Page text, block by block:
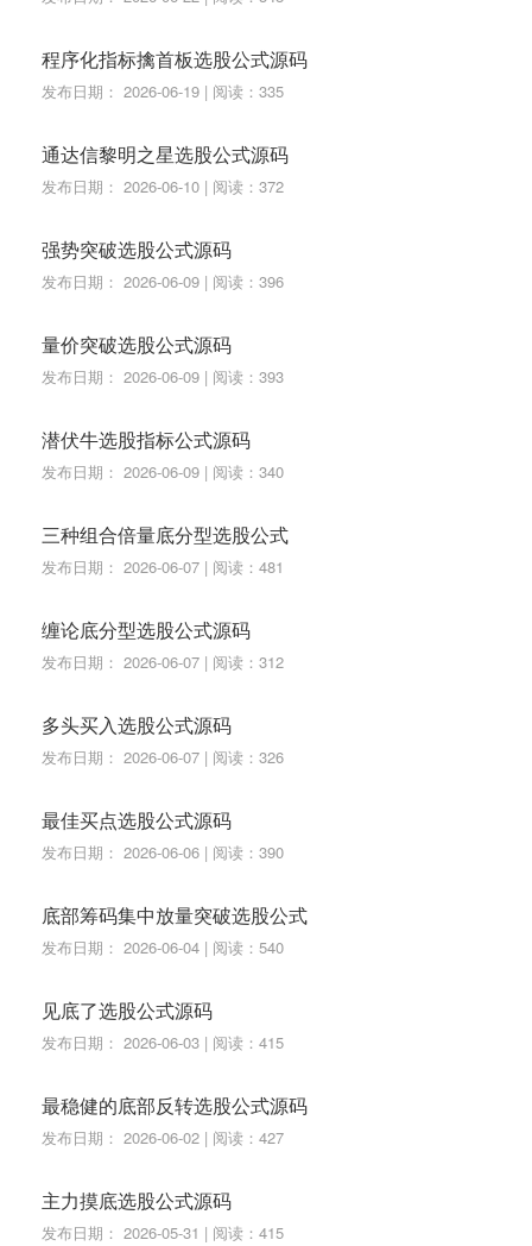
程序化指标擒首板选股公式源码
发布日期： 2026-06-19 | 阅读：335
通达信黎明之星选股公式源码
发布日期： 2026-06-10 | 阅读：372
强势突破选股公式源码
发布日期： 2026-06-09 | 阅读：396
量价突破选股公式源码
发布日期： 2026-06-09 | 阅读：393
潜伏牛选股指标公式源码
发布日期： 2026-06-09 | 阅读：340
三种组合倍量底分型选股公式
发布日期： 2026-06-07 | 阅读：481
缠论底分型选股公式源码
发布日期： 2026-06-07 | 阅读：312
多头买入选股公式源码
发布日期： 2026-06-07 | 阅读：326
最佳买点选股公式源码
发布日期： 2026-06-06 | 阅读：390
底部筹码集中放量突破选股公式
发布日期： 2026-06-04 | 阅读：540
见底了选股公式源码
发布日期： 2026-06-03 | 阅读：415
最稳健的底部反转选股公式源码
发布日期： 2026-06-02 | 阅读：427
主力摸底选股公式源码
发布日期： 2026-05-31 | 阅读：415